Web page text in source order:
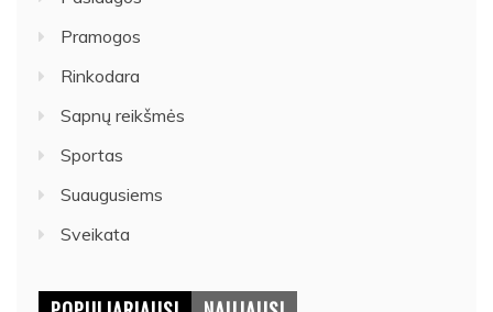
Pramogos
Rinkodara
Sapnų reikšmės
Sportas
Suaugusiems
Sveikata